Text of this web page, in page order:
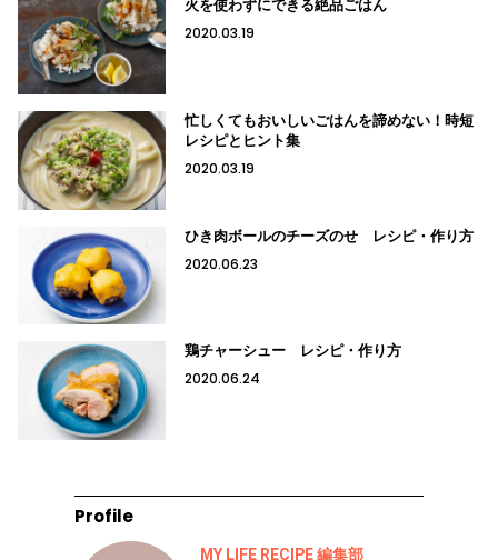
火を使わずにできる絶品ごはん
2020.03.19
忙しくてもおいしいごはんを諦めない！時短
レシピとヒント集
2020.03.19
ひき肉ボールのチーズのせ レシピ・作り方
2020.06.23
鶏チャーシュー レシピ・作り方
2020.06.24
Profile
MY LIFE RECIPE 編集部